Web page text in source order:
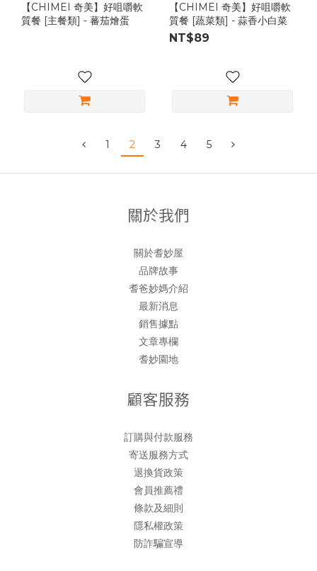
【CHIMEI 奇美】好咀嚼軟
質餐 [主餐類] - 蕃茄燴蛋
【CHIMEI 奇美】好咀嚼軟
質餐 [蔬菜類] - 蒜香小白菜
NT$89
1 2 3 4 5
關於我們
關於耆妙屋
品牌故事
耆爸妙媽介紹
最新消息
銷售據點
文章專欄
耆妙園地
顧客服務
訂購與付款服務
寄送服務方式
退換貨政策
會員推薦禮
條款及細則
隱私權政策
防詐騙宣導